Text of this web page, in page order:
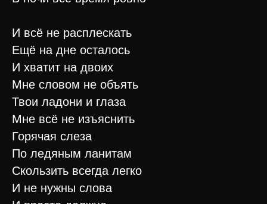
И всё не расплескать
Ещё на дне осталось
И хватит на двоих
Мне словом не объять
Твои ладони и глаза
Мне всё не изъяснить
Горячая слеза
По ледяным ланитам
Скользить всегда легко
И не нужны слова